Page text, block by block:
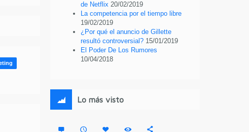
de Netflix 20/02/2019
La competencia por el tiempo libre
19/02/2019
¿Por qué el anuncio de Gillette
resultó controversial? 15/01/2019
El Poder De Los Rumores
10/04/2018
Lo más visto